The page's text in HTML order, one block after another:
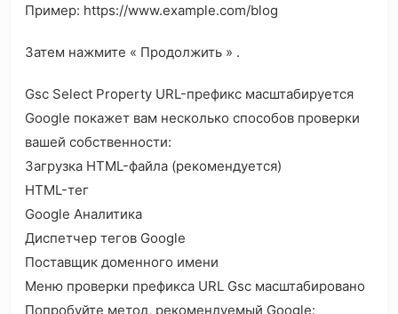
Пример: https://www.example.com/blog
Затем нажмите « Продолжить » .
Gsc Select Property URL-префикс масштабируется
Google покажет вам несколько способов проверки
вашей собственности:
Загрузка HTML-файла (рекомендуется)
HTML-тег
Google Аналитика
Диспетчер тегов Google
Поставщик доменного имени
Меню проверки префикса URL Gsc масштабировано
Попробуйте метод, рекомендуемый Google: